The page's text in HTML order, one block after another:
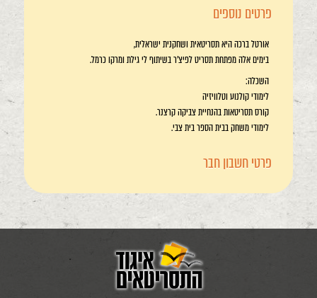
פרטים נוספים
אורטל ברכה היא תסריטאית ושחקנית ישראלית,
בימים אלה מפתחת תסריט לפיצ'ר בשיתוף לי גילת ומרקו כרמל.
השכלה:
לימודי קולנוע וטלוויזיה
קורס תסריטאות בהנחיית צביקה קרצנר.
לימודי משחק בבית הספר בית צבי.
פרטי חשבון חבר